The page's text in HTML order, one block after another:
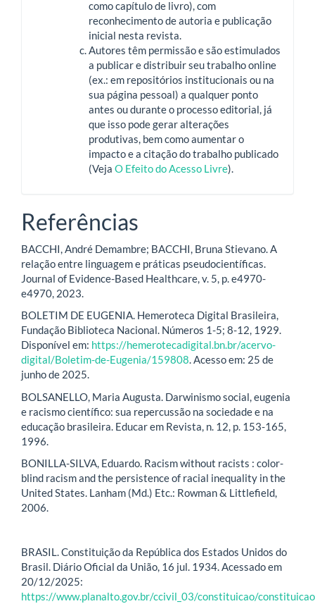
como capítulo de livro), com
reconhecimento de autoria e publicação
inicial nesta revista.
Autores têm permissão e são estimulados
a publicar e distribuir seu trabalho online
(ex.: em repositórios institucionais ou na
sua página pessoal) a qualquer ponto
antes ou durante o processo editorial, já
que isso pode gerar alterações
produtivas, bem como aumentar o
impacto e a citação do trabalho publicado
(Veja O Efeito do Acesso Livre).
Referências
BACCHI, André Demambre; BACCHI, Bruna Stievano. A
relação entre linguagem e práticas pseudocientíficas.
Journal of Evidence-Based Healthcare, v. 5, p. e4970-
e4970, 2023.
BOLETIM DE EUGENIA. Hemeroteca Digital Brasileira,
Fundação Biblioteca Nacional. Números 1-5; 8-12, 1929.
Disponível em: https://hemerotecadigital.bn.br/acervo-
digital/Boletim-de-Eugenia/159808. Acesso em: 25 de
junho de 2025.
BOLSANELLO, Maria Augusta. Darwinismo social, eugenia
e racismo científico: sua repercussão na sociedade e na
educação brasileira. Educar em Revista, n. 12, p. 153-165,
1996.
BONILLA-SILVA, Eduardo. Racism without racists : color-
blind racism and the persistence of racial inequality in the
United States. Lanham (Md.) Etc.: Rowman & Littlefield,
2006.
BRASIL. Constituição da República dos Estados Unidos do
Brasil. Diário Oficial da União, 16 jul. 1934. Acessado em
20/12/2025:
https://www.planalto.gov.br/ccivil_03/constituicao/